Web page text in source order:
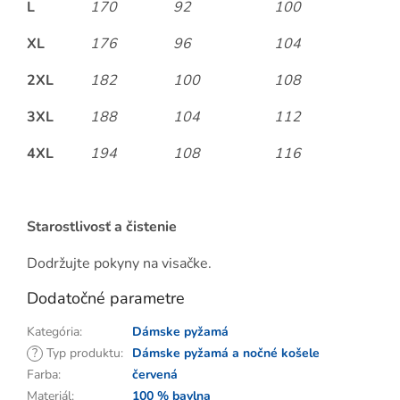
L 170 92
100
XL
176 96
104
2XL
182 100
108
3XL
188 104
112
4XL
194 108 116
Starostlivosť a čistenie
Dodržujte pokyny na visačke.
Dodatočné parametre
Kategória:
Dámske pyžamá
? Typ produktu: Dámske pyžamá a nočné košele
Farba:
červená
Materiál:
100 % bavlna